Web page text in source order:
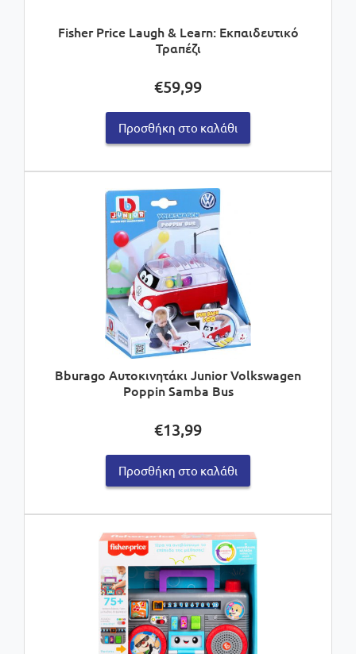
Fisher Price Laugh & Learn: Εκπαιδευτικό
Τραπέζι
€59,99
Προσθήκη στο καλάθι
Bburago Αυτοκινητάκι Junior Volkswagen
Poppin Samba Bus
€13,99
Προσθήκη στο καλάθι